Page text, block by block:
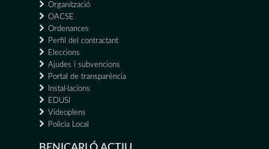
Organització
OACSE
Ordenances
Perfil del contractant
Eleccions
Ajudes i subvencions
Portal de transparència
Instal·lacions
EDUSI
Videoplens
Policia Local